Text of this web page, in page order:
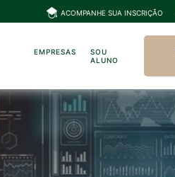
ACOMPANHE SUA INSCRIÇÃO
EMPRESAS
SOU
ALUNO